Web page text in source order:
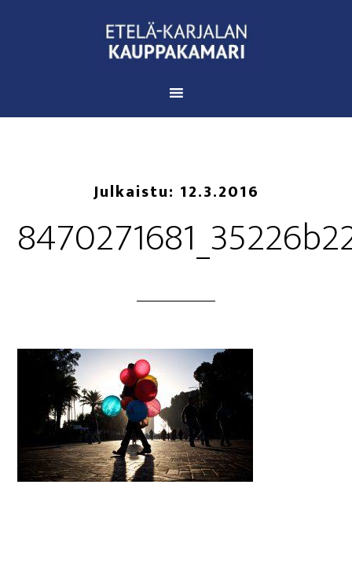
Julkaistu: 12.3.2016